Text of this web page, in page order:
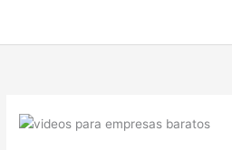
contenido